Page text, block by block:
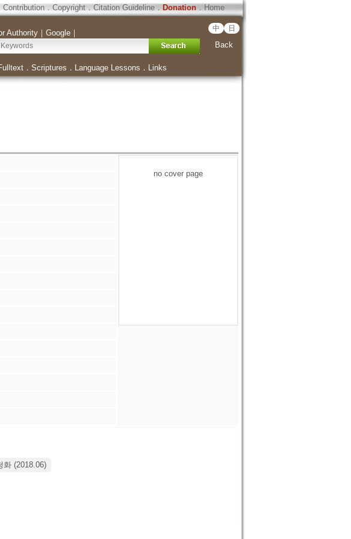
Contribution．Copyright．Citation Guideline． Donation．Home
Authority｜ Google｜ 中 日
Back
． Scriptures ． Language Lessons ． Links
no cover page
(2018.06)